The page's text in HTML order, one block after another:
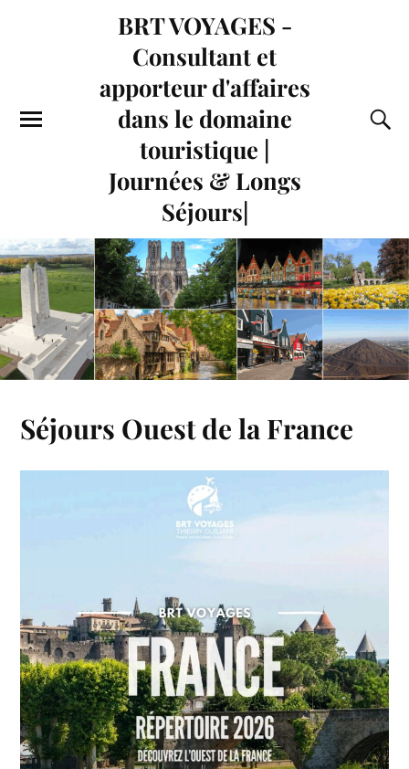
BRT VOYAGES -
Consultant et
apporteur d'affaires
dans le domaine
touristique |
Journées & Longs
Séjours|
Séjours Ouest de la France